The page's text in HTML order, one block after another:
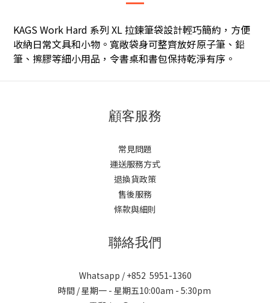
KAGS Work Hard 系列 XL 拉鍊筆袋設計輕巧簡約，方便
收納日常文具和小物。寬敞袋身可整齊放好原子筆、鉛
筆、擦膠等細小用品，令書桌和書包保持乾淨有序。
顧客服務
常見問題
運送服務方式
退換貨政策
售後服務
條款與細則
聯絡我們
Whatsapp / +852 5951-1360
時間 / 星期一 - 星期五10:00am - 5:30pm